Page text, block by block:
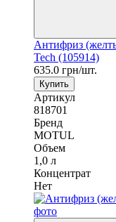
Антифриз
Tech (105914)
635.0 грн/шт.
Купить
Артикул
818701
Бренд
MOTUL
Объем
1,0 л
Концентрат
Нет